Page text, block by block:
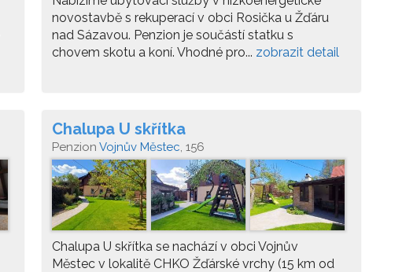
novostavbě s rekuperací v obci Rosička u Žďáru
nad Sázavou. Penzion je součástí statku s
chovem skotu a koní. Vhodné pro... zobrazit detail
Chalupa U skřítka
Penzion Vojnův Městec, 156
Chalupa U skřítka se nachází v obci Vojnův
Městec v lokalitě CHKO Žďárské vrchy (15 km od